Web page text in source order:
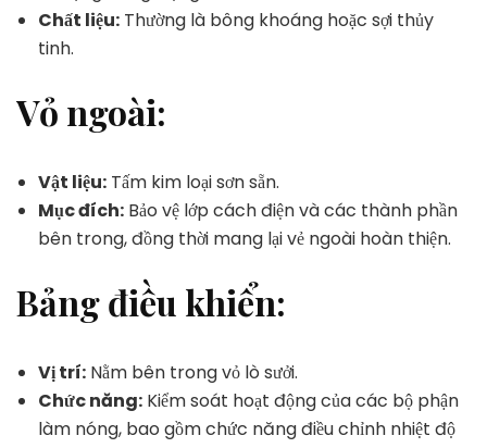
Chất liệu: Thường là bông khoáng hoặc sợi thủy
tinh.
Vỏ ngoài:
Vật liệu: Tấm kim loại sơn sẵn.
Mục đích: Bảo vệ lớp cách điện và các thành phần
bên trong, đồng thời mang lại vẻ ngoài hoàn thiện.
Bảng điều khiển:
Vị trí: Nằm bên trong vỏ lò sưởi.
Chức năng: Kiểm soát hoạt động của các bộ phận
làm nóng, bao gồm chức năng điều chỉnh nhiệt độ